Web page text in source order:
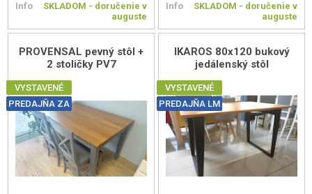
Info
SKLADOM - doručenie v
auguste
Info
SKLADOM - doručenie v
auguste
PROVENSAL pevný stôl +
2 stoličky PV7
VYSTAVENÉ
PREDAJŇA ZA
IKAROS 80x120 bukový
jedálenský stôl
VYSTAVENÉ
PREDAJŇA LM